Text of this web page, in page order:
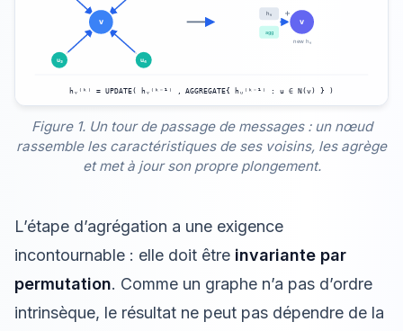
Figure 1. Un tour de passage de messages : un nœud
rassemble les caractéristiques de ses voisins, les agrège
et met à jour son propre plongement.
L’étape d’agrégation a une exigence
incontournable : elle doit être invariante par
permutation. Comme un graphe n’a pas d’ordre
intrinsèque, le résultat ne peut pas dépendre de la